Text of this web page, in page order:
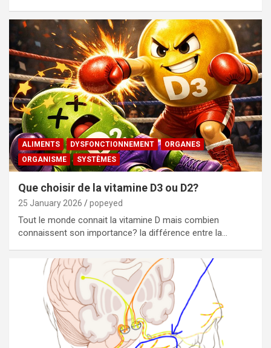
ALIMENTS DYSFONCTIONNEMENT
ORGANES
ORGANISME
SYSTÈMES
Que choisir de la vitamine D3 ou D2?
25 January 2026 popeyed
Tout le monde connait la vitamine D mais combien
connaissent son importance? la différence entre la…